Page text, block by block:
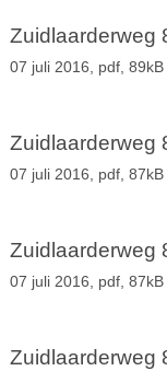
Zuidlaarderweg
07 juli 2016, pdf, 89kB
Zuidlaarderweg
07 juli 2016, pdf, 87kB
Zuidlaarderweg
07 juli 2016, pdf, 87kB
Zuidlaarderweg